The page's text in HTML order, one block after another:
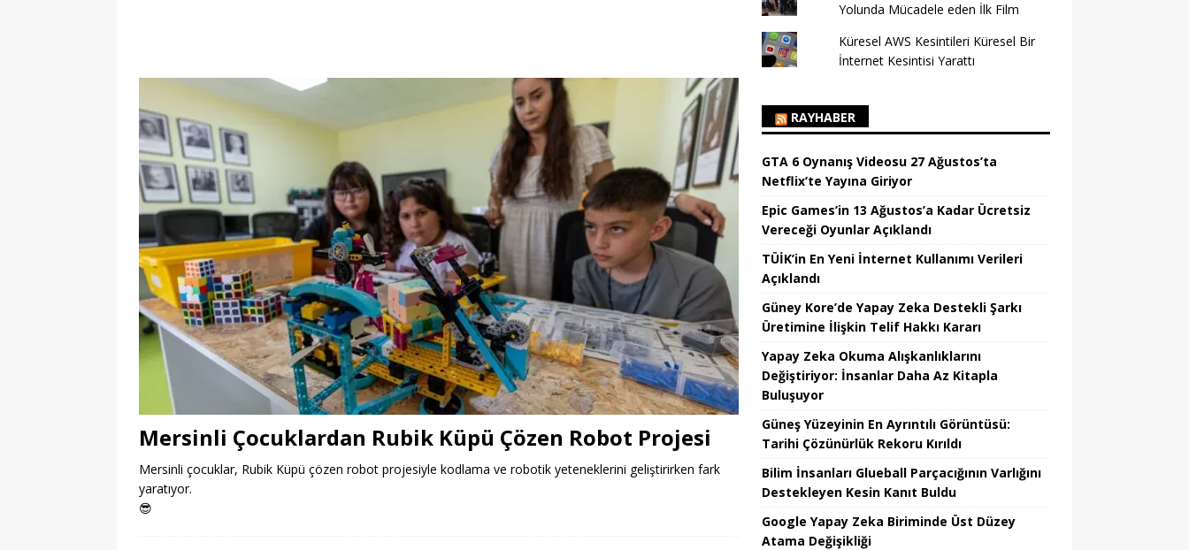
Mersinli Çocuklardan Rubik Küpü Çözen Robot Projesi
Mersinli çocuklar, Rubik Küpü çözen robot projesiyle kodlama ve robotik yeteneklerini geliştirirken fark
yaratıyor.
😎
Yolunda Mücadele eden İlk Film
Küresel AWS Kesintileri Küresel Bir
İnternet Kesintisi Yarattı
RAYHABER
GTA 6 Oynanış Videosu 27 Ağustos’ta
Netflix’te Yayına Giriyor
Epic Games’in 13 Ağustos’a Kadar Ücretsiz
Vereceği Oyunlar Açıklandı
TÜİK’in En Yeni İnternet Kullanımı Verileri
Açıklandı
Güney Kore’de Yapay Zeka Destekli Şarkı
Üretimine İlişkin Telif Hakkı Kararı
Yapay Zeka Okuma Alışkanlıklarını
Değiştiriyor: İnsanlar Daha Az Kitapla
Buluşuyor
Güneş Yüzeyinin En Ayrıntılı Görüntüsü:
Tarihi Çözünürlük Rekoru Kırıldı
Bilim İnsanları Glueball Parçacığının Varlığını
Destekleyen Kesin Kanıt Buldu
Google Yapay Zeka Biriminde Üst Düzey
Atama Değişikliği